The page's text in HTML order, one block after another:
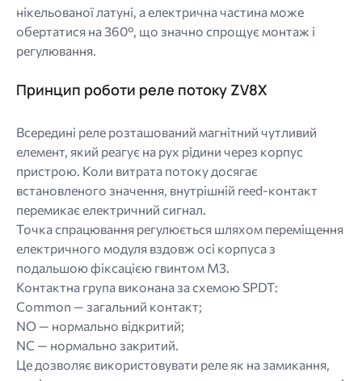
нікельованої латуні, а електрична частина може
обертатися на 360°, що значно спрощує монтаж і
регулювання.
Принцип роботи реле потоку ZV8X
Всередині реле розташований магнітний чутливий
елемент, який реагує на рух рідини через корпус
пристрою. Коли витрата потоку досягає
встановленого значення, внутрішній reed-контакт
перемикає електричний сигнал.
Точка спрацювання регулюється шляхом переміщення
електричного модуля вздовж осі корпуса з
подальшою фіксацією гвинтом M3.
Контактна група виконана за схемою SPDT:
Common — загальний контакт;
NO — нормально відкритий;
NC — нормально закритий.
Це дозволяє використовувати реле як на замикання,